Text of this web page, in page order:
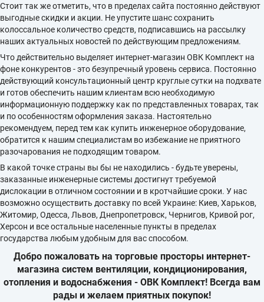
Стоит так же отметить, что в пределах сайта постоянно действуют
выгодные скидки и акции. Не упустите шанс сохранить
колоссальное количество средств, подписавшись на рассылку
наших актуальных новостей по действующим предложениям.
Что действительно выделяет интернет-магазин ОВК Комплект на
фоне конкурентов - это безупречный уровень сервиса. Постоянно
действующий консультационный центр круглые сутки на подхвате
и готов обеспечить нашим клиентам всю необходимую
информационную поддержку как по представленных товарах, так
и по особенностям оформления заказа. Настоятельно
рекомендуем, перед тем как купить инженерное оборудование,
обратится к нашим специалистам во избежание не приятного
разочарования не подходящим товаром.
В какой точке страны вы бы не находились - будьте уверены,
заказанные инженерные системы достигнут требуемой
дислокации в отличном состоянии и в кротчайшие сроки. У нас
возможно осуществить доставку по всей Украине: Киев, Харьков,
Житомир, Одесса, Львов, Днепропетровск, Чернигов, Кривой рог,
Херсон и все остальные населенные пункты в пределах
государства любым удобным для вас способом.
Добро пожаловать на торговые просторы интернет-
магазина систем вентиляции, кондиционирования,
отопления и водоснабжения - ОВК Комплект! Всегда вам
рады и желаем приятных покупок!